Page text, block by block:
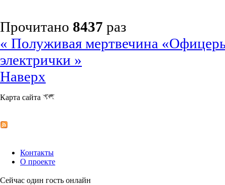
Прочитано 8437 раз
« Полуживая мертвечина
электрички »
Наверх
Карта сайта
Контакты
О проекте
Сейчас один гость онлайн